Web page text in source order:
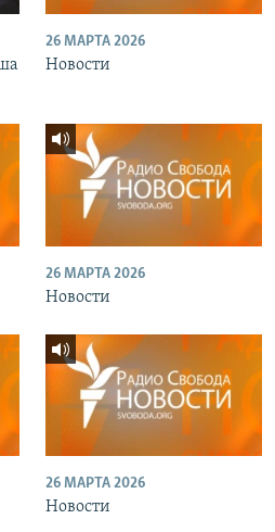
26 МАРТА 2026
Новости
26 МАРТА 2026
Новости
26 МАРТА 2026
Новости